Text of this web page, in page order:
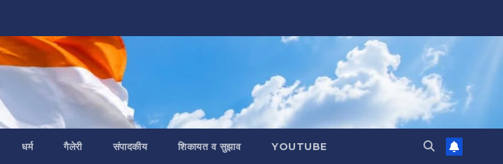
धर्म गैलेरी संपादकीय शिकायत व सुझाव YOUTUBE